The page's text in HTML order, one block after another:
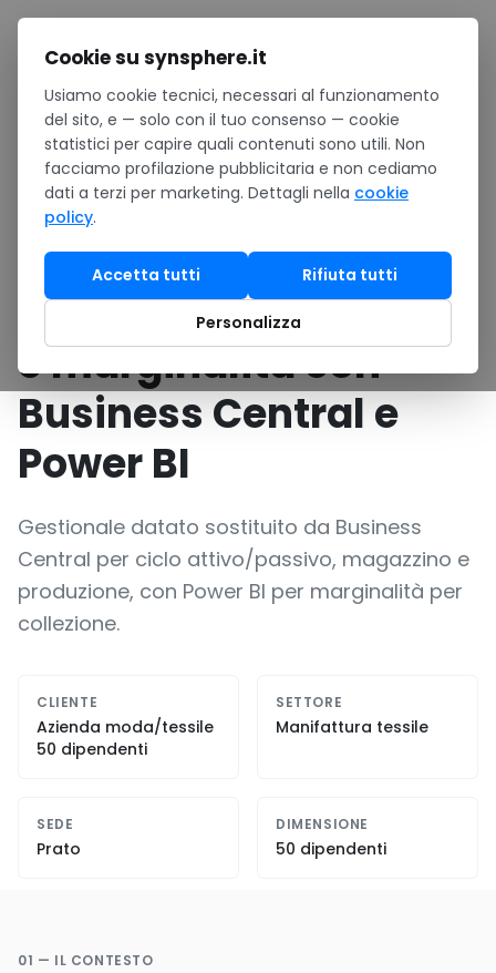
Salta al contenuto
Home / Case study
Azienda tessile 50 dipendenti unifica ERP e marginalità con
Business Central e Power BI
SOFTWARE
Azienda tessile 50
dipendenti unifica ERP
e marginalità con
Business Central e
Power BI
Gestionale datato sostituito da Business
Central per ciclo attivo/passivo, magazzino e
produzione, con Power BI per marginalità per
collezione.
CLIENTE
Azienda moda/tessile
50 dipendenti
SETTORE
Manifattura tessile
SEDE
Prato
DIMENSIONE
50 dipendenti
01 — IL CONTESTO
Cookie su synsphere.it
Usiamo cookie tecnici, necessari al funzionamento
del sito, e — solo con il tuo consenso — cookie
statistici per capire quali contenuti sono utili. Non
facciamo profilazione pubblicitaria e non cediamo
dati a terzi per marketing. Dettagli nella cookie
policy.
Accetta tutti Rifiuta tutti
Personalizza